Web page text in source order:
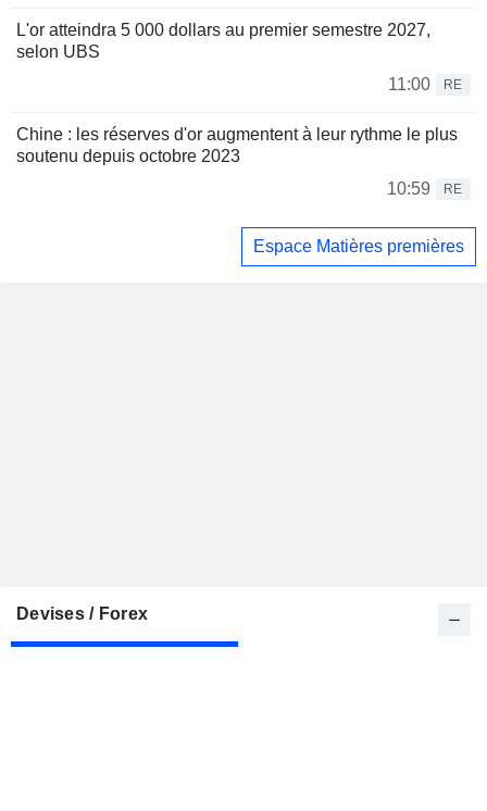
L'or atteindra 5 000 dollars au premier semestre 2027,
selon UBS
11:00
RE
Chine : les réserves d'or augmentent à leur rythme le plus
soutenu depuis octobre 2023
10:59
RE
Espace Matières premières
Devises / Forex